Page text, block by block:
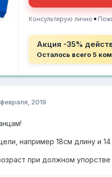
Консультирую лично •
Акция -35%
Осталось всего 5
февраля, 2019
например 18см длину и 14
при должном